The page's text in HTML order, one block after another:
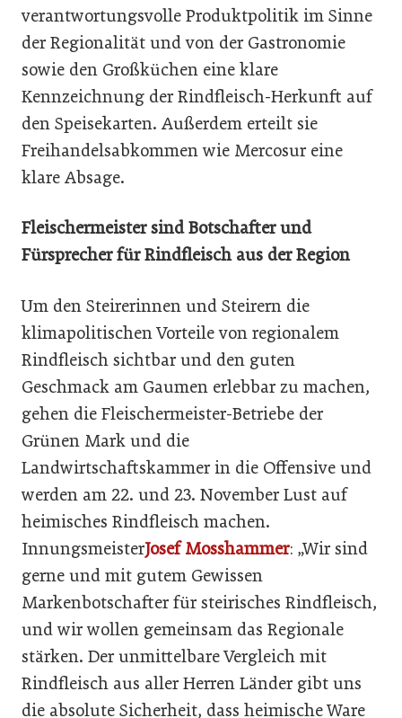
verantwortungsvolle Produktpolitik im Sinne
der Regionalität und von der Gastronomie
sowie den Großküchen eine klare
Kennzeichnung der Rindfleisch-Herkunft auf
den Speisekarten. Außerdem erteilt sie
Freihandelsabkommen wie Mercosur eine
klare Absage.
Fleischermeister sind Botschafter und
Fürsprecher für Rindfleisch aus der Region
Um den Steirerinnen und Steirern die
klimapolitischen Vorteile von regionalem
Rindfleisch sichtbar und den guten
Geschmack am Gaumen erlebbar zu machen,
gehen die Fleischermeister-Betriebe der
Grünen Mark und die
Landwirtschaftskammer in die Offensive und
werden am 22. und 23. November Lust auf
heimisches Rindfleisch machen.
InnungsmeisterJosef Mosshammer: „Wir sind
gerne und mit gutem Gewissen
Markenbotschafter für steirisches Rindfleisch,
und wir wollen gemeinsam das Regionale
stärken. Der unmittelbare Vergleich mit
Rindfleisch aus aller Herren Länder gibt uns
die absolute Sicherheit, dass heimische Ware